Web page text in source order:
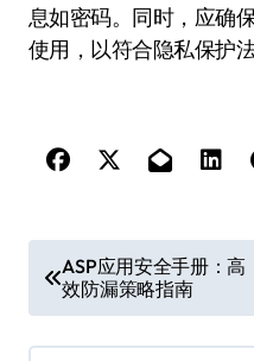
息如密码。同时，应确
使用，以符合隐私保护法
章
导
ASP应用安全手册：高
效防漏策略指南